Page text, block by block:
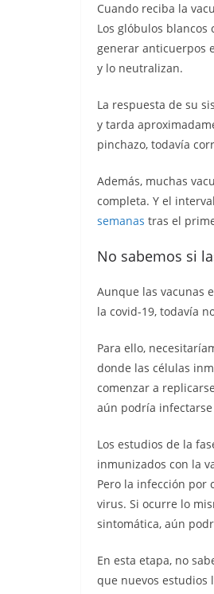
Cuando reciba la
Los glóbulos
generar anticuerpos
y lo neutralizan.
La respuesta de su
y tarda
pinchazo, todavía
Además, muchas
completa. Y el
semanas tras el
No sabemos si
Aunque las vacunas
la covid-19, todavía
Para ello,
donde las células
comenzar a
aún podría
Los estudios de la
inmunizados con la
Pero la infección por
virus. Si ocurre lo
sintomática, aún
En esta etapa, no
que nuevos estudios